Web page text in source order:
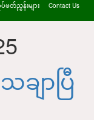
ဖတ်ညွှန်းများ Contact Us
ျာပြီ